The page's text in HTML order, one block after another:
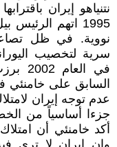
نتنياهو إيران
1995 اتهم
نووية. في ظل تصاعد
سرية لتخصيب
في
السابق على خامنئي
عدم توجه إيران
أكد خامنئي أن